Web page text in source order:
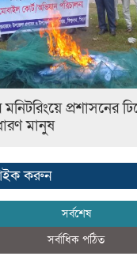
মনিটরিংয়ে প্রশাসনের
মানুষ
করুন
সর্বশেষ
সর্বাধিক পঠিত